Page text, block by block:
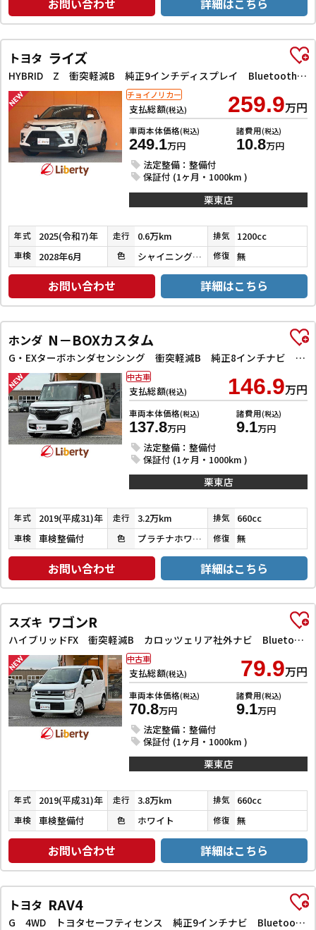
お問い合わせ 詳細はこちら
トヨタ ライズ
HYBRID Z 衝突軽減B 純正9インチディスプレイ Bluetooth対応 パノラミックビューモニター アダプティブクルーズコントロール 電子パーキング 前席シートヒーター LEDヘッドライト スマートキー
支払総額(税込) 259.9万円
車両本体価格(税込)
249.1万円
諸費用(税込)
10.8万円
法定整備：整備付
保証付 (1ヶ月・1000km )
チョイノリカー
栗東店
年式 2025(令和7)年 走行 0.6万km 排気 1200cc
車検 2028年6月 色 シャイニングホワイトパール 修復 無
お問い合わせ 詳細はこちら
ホンダ N－BOXカスタム
G・EXターボホンダセンシング 衝突軽減B 純正8インチナビ Bluetooth対応 Bカメラ ビルドインETC ハーフレザーシート 両側自動ドア アダプティブクルーズコントロール 革巻きステアリング パドルシフト LEDヘッドライ
支払総額(税込) 146.9万円
車両本体価格(税込)
137.8万円
諸費用(税込)
9.1万円
法定整備：整備付
保証付 (1ヶ月・1000km )
中古車
栗東店
年式 2019(平成31)年 走行 3.2万km 排気 660cc
車検 車検整備付 色 プラチナホワイトパール 修復 無
お問い合わせ 詳細はこちら
スズキ ワゴンR
ハイブリッドFX 衝突軽減B カロッツェリア社外ナビ Bluetooth対応 Bカメラ ETC スマートキー プッシュスタート アイドリングストップ ヘッドアップディスプレイ 運転席シートヒーター 電動格納ミラー
支払総額(税込) 79.9万円
車両本体価格(税込)
70.8万円
諸費用(税込)
9.1万円
法定整備：整備付
保証付 (1ヶ月・1000km )
中古車
栗東店
年式 2019(平成31)年 走行 3.8万km 排気 660cc
車検 車検整備付 色 ホワイト 修復 無
お問い合わせ 詳細はこちら
トヨタ RAV4
G 4WD トヨタセーフティセンス 純正9インチナビ Bluetooth対応 Bカメラ ETC アダプティブクルーズコントロール 電子パーキング 前席シートヒーター 革巻きステアリング LEDヘッドライト